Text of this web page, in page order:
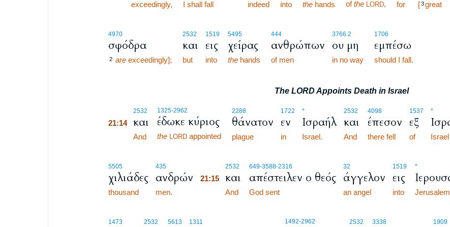
exceedingly, I shall fall indeed into thehands ofthe LORD, for [ 3 great
4970
σφόδρα
2 areexceedingly];
2532
και
but
1519
εις
into
5495
χείρας
thehands
444
ανθρώπων
of men
3766.2
ου μη
in no way
1706
εμπέσω
should I fall.
The LORD Appoints Death in Israel
2532
21:14 και
And
1325-2962
έδωκε κύριος
the LORDappointed
2288
θάνατον
plague
1722
εν
in
*
Ισραήλ
Israel.
2532
και
And
4098
έπεσον
there fell
1537
εξ
of
*
Israel
5505
χιλιάδες
thousand
435
ανδρών
men.
2532
21:15 και
And
649-3588-2316
απέστειλεν ο θεός
God sent
32
άγγελον
an angel
1519
εις
into
*
Jerusalem
1473 2532 5613 1311 1492-2962 2532 3338 1909